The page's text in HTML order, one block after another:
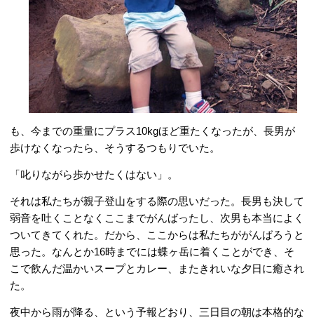
も、今までの重量にプラス10kgほど重たくなったが、長男が
歩けなくなったら、そうするつもりでいた。
「叱りながら歩かせたくはない」。
それは私たちが親子登山をする際の思いだった。長男も決して
弱音を吐くことなくここまでがんばったし、次男も本当によく
ついてきてくれた。だから、ここからは私たちががんばろうと
思った。なんとか16時までには蝶ヶ岳に着くことができ、そ
こで飲んだ温かいスープとカレー、またきれいな夕日に癒され
た。
夜中から雨が降る、という予報どおり、三日目の朝は本格的な